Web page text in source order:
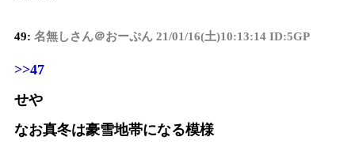
49: 名無しさん＠おーぷん 21/01/16(土)10:13:14 ID:5GP
>>47
せや
なお真冬は豪雪地帯になる模様